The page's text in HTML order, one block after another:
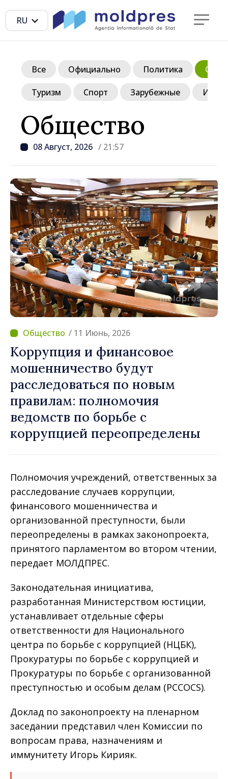
RU
Общество
08 Август, 2026 / 21:57
Все Официально Политика
Туризм Спорт Зарубежные
/ 11 Июнь, 2026
Коррупция и финансовое
мошенничество будут
расследоваться по новым
правилам: полномочия
ведомств по борьбе с
коррупцией переопределены
Полномочия учреждений, ответственных за
расследование случаев коррупции,
финансового мошенничества и
организованной преступности, были
переопределены в рамках законопроекта,
принятого парламентом во втором чтении,
передает МОЛДПРЕС.
Законодательная инициатива,
разработанная Министерством юстиции,
устанавливает отдельные сферы
ответственности для Национального
центра по борьбе с коррупцией (НЦБК),
Прокуратуры по борьбе с коррупцией и
Прокуратуры по борьбе с организованной
преступностью и особым делам (PCCOCS).
Доклад по законопроекту на пленарном
заседании представил член Комиссии по
вопросам права, назначениям и
иммунитету Игорь Кирияк.